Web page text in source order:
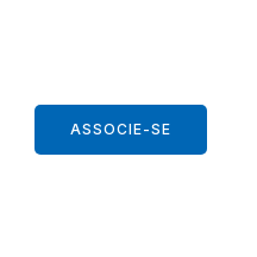
ASSOCIE-SE